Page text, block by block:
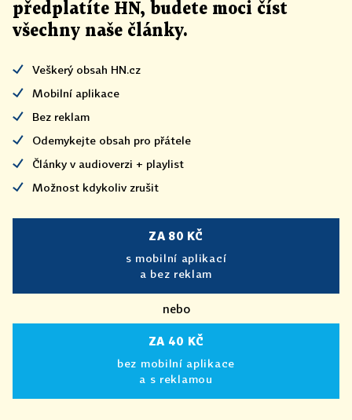
předplatíte HN, budete moci číst
všechny naše články.
Veškerý obsah HN.cz
Mobilní aplikace
Bez reklam
Odemykejte obsah pro přátele
Články v audioverzi + playlist
Možnost kdykoliv zrušit
ZA 80 KČ
s mobilní aplikací
a bez reklam
nebo
ZA 40 KČ
bez mobilní aplikace
a s reklamou